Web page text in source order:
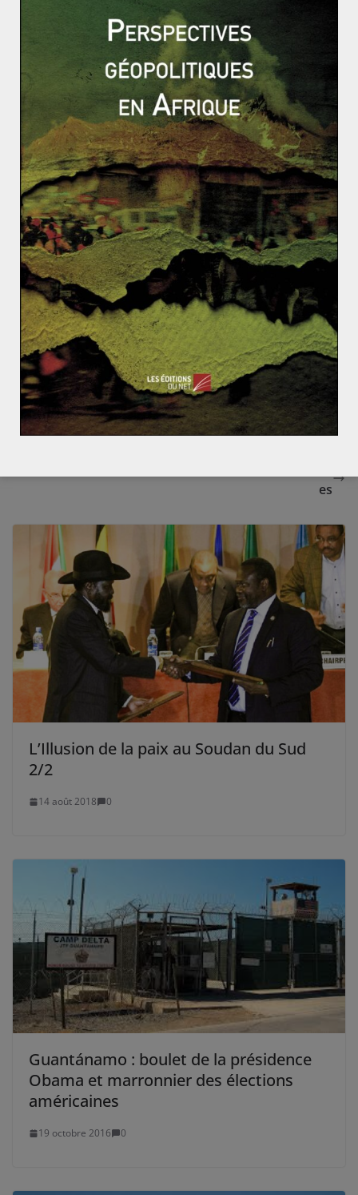
craindre le risque d’infiltration de groupes venus
La position d’Asmara suite à cette annonce de paix aura
donc un impact considérable sur la politique extérieure
mais également sur la sécurité intérieure du régime
éthiopien ; legouvernement d’Addis Abeba étant
fréquemment accusé de recourir à sa loi antiterroriste
pour emprisonner des ressortissants érythréens.
La stratégie diplomatique opérée par l’Ethiopie reflète-
elle les ambitions réelles du gouvernement d’Abiy
Ahmed et sera t-elle fructueuse ? Reste-il qu’une des
plus grandes inconnues concerne la réaction de
l’Érythrée,petit pays où la dictature enrôle de
nombreux jeunes dans l’arméeet agite constamment la
menace de l’envahisseur voisin.
La Coupe du monde en Russie, entretien avec Jean-B
aptiste Guégan, co-auteur de Football Investigation
es
L’Illusion de la paix au Soudan du Sud
2/2
14 août 2018 0
Guantánamo : boulet de la présidence
Obama et marronnier des élections
américaines
19 octobre 2016 0